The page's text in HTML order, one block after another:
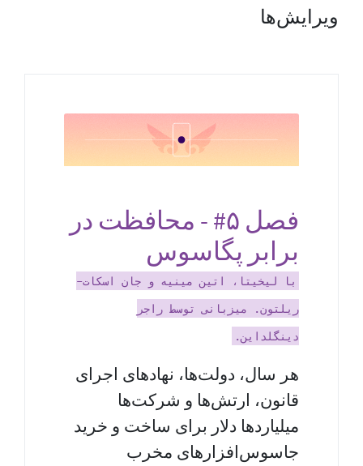
ویرایش‌ها
فصل ‎#۵ - محافظت در
برابر پگاسوس
با لیخیتا، اتین مینیه و جان اسکات-
ریلتون. میزبانی توسط راجر
دینگلداین.
هر سال، دولت‌ها، نهاد‌های اجرای
قانون، ارتش‌ها و شرکت‌ها
میلیاردها دلار برای ساخت و خرید
جاسوس‌افزارهای مخرب